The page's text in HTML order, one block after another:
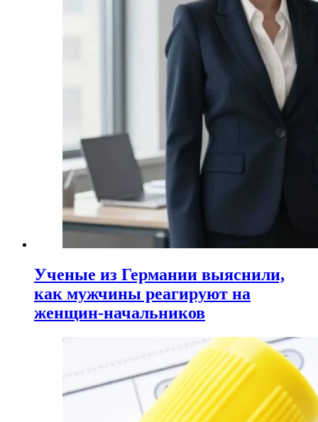
Ученые из Германии выяснили,
как мужчины реагируют на
женщин-начальников